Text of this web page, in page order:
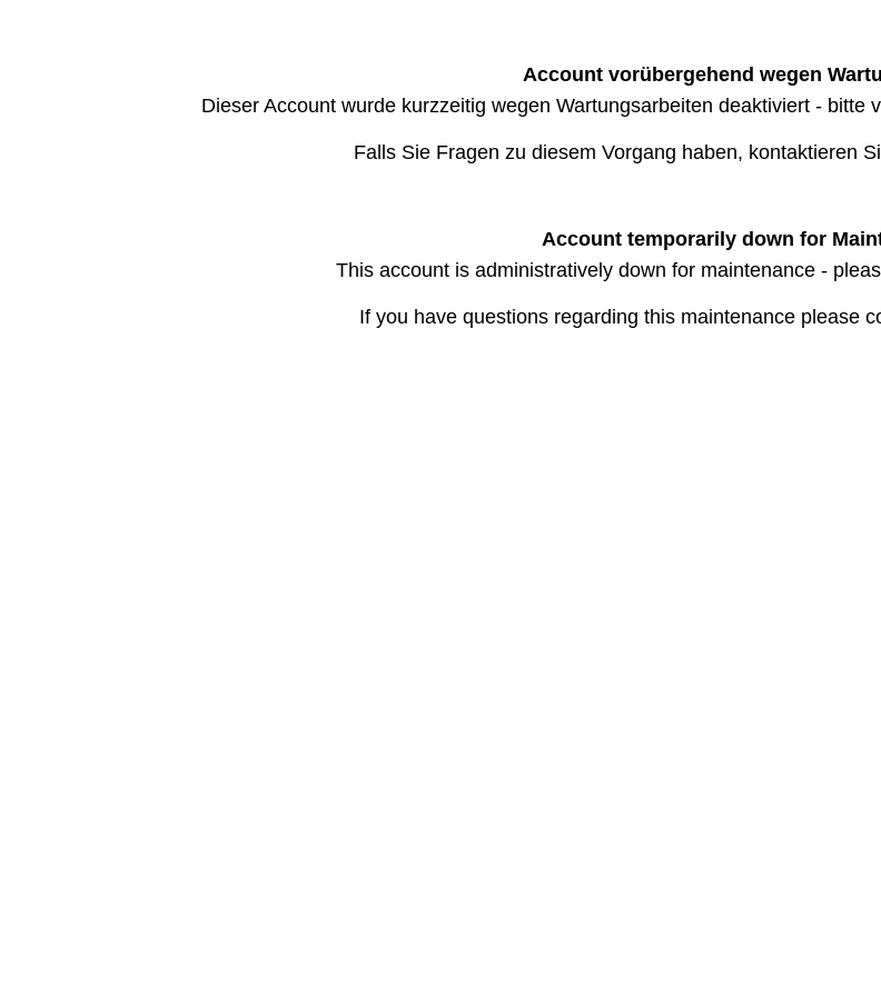
Account vorübergehend wegen
Dieser Account wurde kurzzeitig wegen Wartungsarbeiten deaktiviert - bitte
Falls Sie Fragen zu diesem Vorgang haben, kontaktieren
Account temporarily down for
This account is administratively down for maintenance -
If you have questions regarding this maintenance please